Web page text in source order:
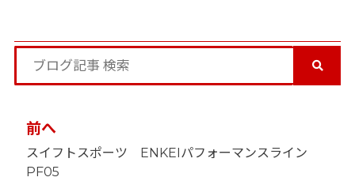
投
稿
ナ
ビ
前へ
スイフトスポーツ ENKEIパフォーマンスライン
PF05